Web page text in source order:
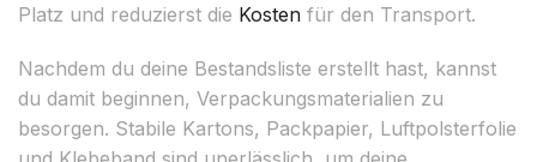
Platz und reduzierst die Kosten für den Transport.
Nachdem du deine Bestandsliste erstellt hast, kannst
du damit beginnen, Verpackungsmaterialien zu
besorgen. Stabile Kartons, Packpapier, Luftpolsterfolie